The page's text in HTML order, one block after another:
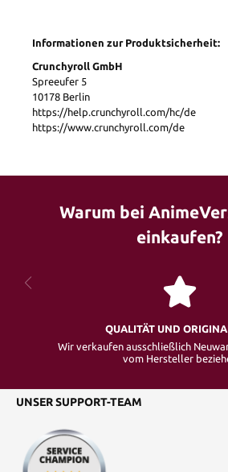
Informationen zur Produktsicherheit:
Crunchyroll GmbH
Spreeufer 5
10178 Berlin
https://help.crunchyroll.com/hc/de
https://www.crunchyroll.com/de
Warum bei
einkaufen?
QUALITÄT UND
Wir verkaufen ausschließlich
vom Hersteller
UNSER SUPPORT-TEAM